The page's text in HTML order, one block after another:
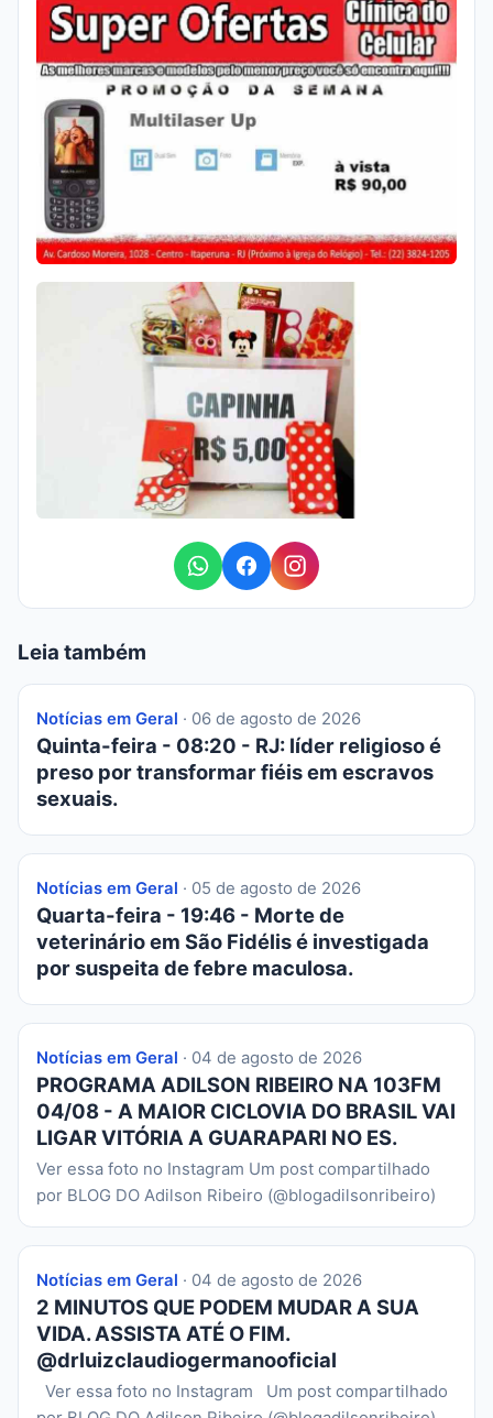
Leia também
Notícias em Geral · 06 de agosto de 2026
Quinta-feira - 08:20 - RJ: líder religioso é
preso por transformar fiéis em escravos
sexuais.
Notícias em Geral · 05 de agosto de 2026
Quarta-feira - 19:46 - Morte de
veterinário em São Fidélis é investigada
por suspeita de febre maculosa.
Notícias em Geral · 04 de agosto de 2026
PROGRAMA ADILSON RIBEIRO NA 103FM
04/08 - A MAIOR CICLOVIA DO BRASIL VAI
LIGAR VITÓRIA A GUARAPARI NO ES.
Ver essa foto no Instagram Um post compartilhado
por BLOG DO Adilson Ribeiro (@blogadilsonribeiro)
Notícias em Geral · 04 de agosto de 2026
2 MINUTOS QUE PODEM MUDAR A SUA
VIDA. ASSISTA ATÉ O FIM.
@drluizclaudiogermanooficial
Ver essa foto no Instagram Um post compartilhado